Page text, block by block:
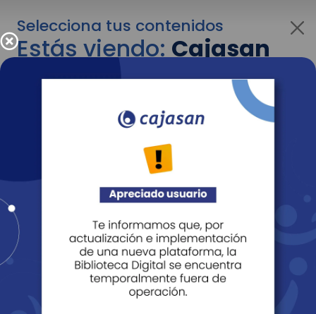
Selecciona tus contenidos
Estás viendo:Cajasan
para empresas
Para cambiar al contenido de tu interés más
adelante recuerda utilizar el menú
Entendido